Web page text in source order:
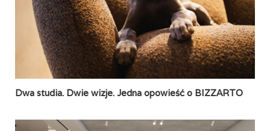
Dwa studia. Dwie wizje. Jedna opowieść o BIZZARTO